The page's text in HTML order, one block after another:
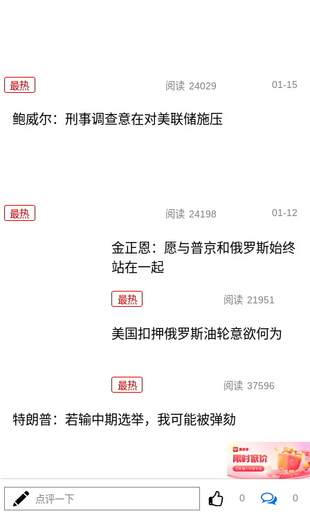
最热 阅读 24029 01-15
鲍威尔：刑事调查意在对美联储施压
最热 阅读 24198 01-12
金正恩：愿与普京和俄罗斯始终
站在一起
最热 阅读 21951
美国扣押俄罗斯油轮意欲何为
最热 阅读 37596
特朗普：若输中期选举，我可能被弹劾
最热 阅读 19418
点评一下 0 0